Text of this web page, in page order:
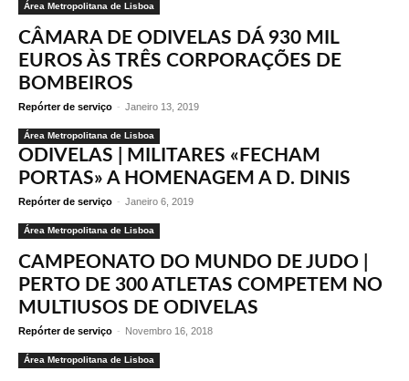
Área Metropolitana de Lisboa
CÂMARA DE ODIVELAS DÁ 930 MIL
EUROS ÀS TRÊS CORPORAÇÕES DE
BOMBEIROS
Repórter de serviço - Janeiro 13, 2019
Área Metropolitana de Lisboa
ODIVELAS | MILITARES «FECHAM
PORTAS» A HOMENAGEM A D. DINIS
Repórter de serviço - Janeiro 6, 2019
Área Metropolitana de Lisboa
CAMPEONATO DO MUNDO DE JUDO |
PERTO DE 300 ATLETAS COMPETEM NO
MULTIUSOS DE ODIVELAS
Repórter de serviço - Novembro 16, 2018
Área Metropolitana de Lisboa